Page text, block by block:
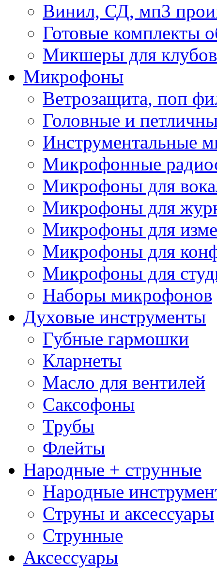
Винил, СД, мп3
Готовые комплекты
Микшеры для клубов
Микрофоны
Ветрозащита, поп
Головные и
Инструментальные
Микрофонные
Микрофоны для
Микрофоны для
Микрофоны для
Микрофоны для
Микрофоны для
Наборы микрофонов
Духовые инструменты
Губные гармошки
Кларнеты
Масло для вентилей
Саксофоны
Трубы
Флейты
Народные + струнные
Народные
Струны и аксессуары
Струнные
Аксессуары